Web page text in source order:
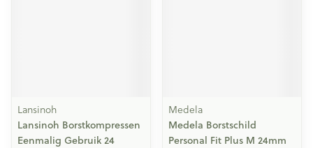
Lansinoh
Lansinoh Borstkompressen
Eenmalig Gebruik 24
Medela
Medela Borstschild
Personal Fit Plus M 24mm